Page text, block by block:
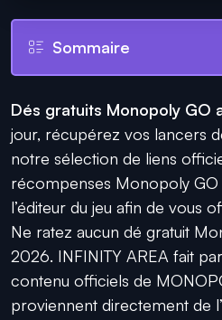
Sommaire
Dés gratuits Monopoly GO
jour, récupérez vos lancers
notre sélection de liens
récompenses Monopoly
l’éditeur du jeu afin de vous
Ne ratez aucun dé gratuit
2026. INFINITY AREA fait
contenu officiels de
proviennent directement de